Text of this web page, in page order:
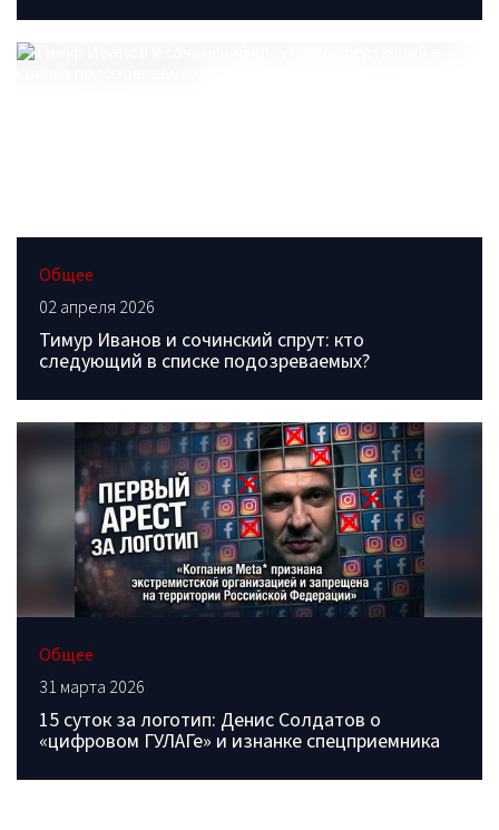
Общее
02 апреля 2026
Тимур Иванов и сочинский спрут: кто
следующий в списке подозреваемых?
Общее
31 марта 2026
15 суток за логотип: Денис Солдатов о
«цифровом ГУЛАГе» и изнанке спецприемника